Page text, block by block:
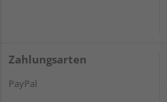
Zahlungsarten
PayPal